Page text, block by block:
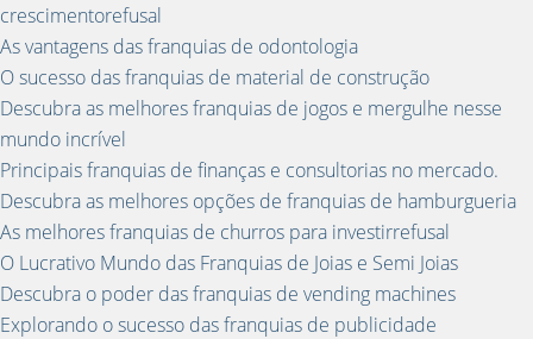
crescimentorefusal
As vantagens das franquias de odontologia
O sucesso das franquias de material de construção
Descubra as melhores franquias de jogos e mergulhe nesse
mundo incrível
Principais franquias de finanças e consultorias no mercado.
Descubra as melhores opções de franquias de hamburgueria
As melhores franquias de churros para investirrefusal
O Lucrativo Mundo das Franquias de Joias e Semi Joias
Descubra o poder das franquias de vending machines
Explorando o sucesso das franquias de publicidade